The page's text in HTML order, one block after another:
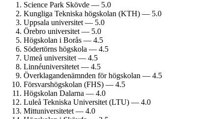
Science Park Skövde — 5.0
Kungliga Tekniska högskolan (KTH) — 5.0
Uppsala universitet — 5.0
Örebro universitet — 5.0
Högskolan i Borås — 4.5
Södertörns högskola — 4.5
Umeå universitet — 4.5
Linné­universitetet — 4.5
Överklagande­nämnden för högskolan — 4.5
Försvars­högskolan (FHS) — 4.5
Högskolan Dalarna — 4.0
Luleå Tekniska Universitet (LTU) — 4.0
Mitt­universitetet — 4.0